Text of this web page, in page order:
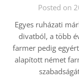
Posted on
Egyes ruházati
divatból, a több
farmer pedig
alapított német